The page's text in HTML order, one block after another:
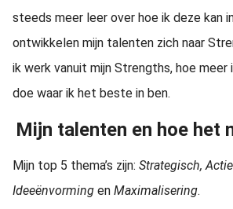
steeds meer leer over hoe ik deze kan
ontwikkelen mijn talenten zich naar
ik werk vanuit mijn Strengths, hoe meer
doe waar ik het beste in ben.
Mijn talenten en hoe het
Mijn top 5 thema’s zijn: Strategisch,
Ideeënvorming en Maximalisering.